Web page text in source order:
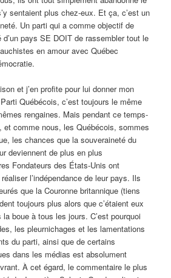
sentaient plus chez-eux. Et ça, c’est un
Un parti qui a comme objectif de
pays SE DOIT de rassembler tout le
en amour avec Québec
et j’en profite pour lui donner mon
Québécois, c’est toujours le même
rengaines. Mais pendant ce temps-
et comme nous, les Québécois, sommes
les chances que la souveraineté du
deviennent de plus en plus
Fondateurs des États-Unis ont
l’indépendance de leur pays. Ils
que la Couronne britannique (tiens
toujours plus alors que c’étaient eux
boue à tous les jours. C’est pourquoi
les pleurnichages et les lamentations
du parti, ainsi que de certains
dans les médias est absolument
À cet égard, le commentaire le plus